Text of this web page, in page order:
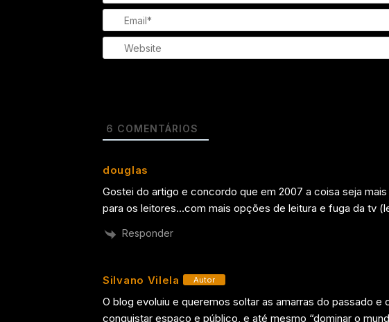
6 COMENTÁRIOS
douglas
Gostei do artigo e concordo que em 2007 a coisa seja
para os leitores…com mais opções de leitura e fuga da tv
Responder
Silvano Vilela Autor
O blog evoluiu e queremos soltar as amarras do passado
conquistar espaço e público, e até mesmo “dominar o